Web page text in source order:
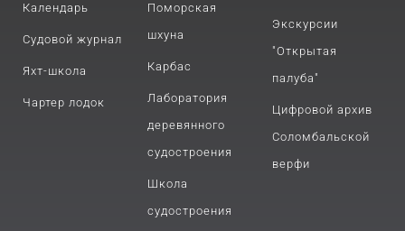
Календарь
Судовой журнал
Яхт-школа
Чартер лодок
Поморская
шхуна
Карбас
Лаборатория
деревянного
судостроения
Школа
судостроения
Экскурсии
"Открытая
палуба"
Цифровой архив
Соломбальской
верфи